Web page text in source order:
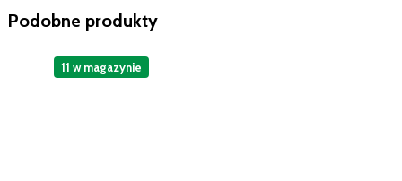
moreli
Podobne produkty
11 w magazynie